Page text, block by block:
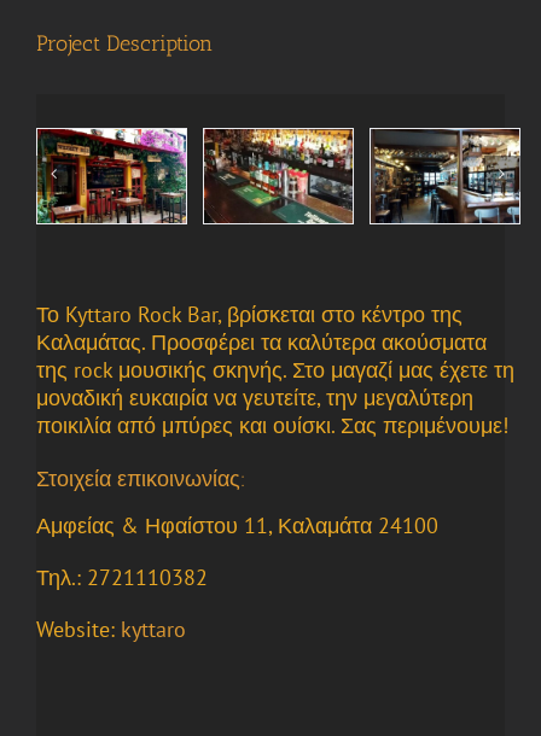
Project Description
Το Kyttaro Rock Bar, βρίσκεται στο κέντρο της
Καλαμάτας. Προσφέρει τα καλύτερα ακούσματα
της rock μουσικής σκηνής. Στο μαγαζί μας έχετε τη
μοναδική ευκαιρία να γευτείτε, την μεγαλύτερη
ποικιλία από μπύρες και ουίσκι. Σας περιμένουμε!
Στοιχεία επικοινωνίας:
Αμφείας & Ηφαίστου 11, Καλαμάτα 24100
Τηλ.: 2721110382
Website: kyttaro